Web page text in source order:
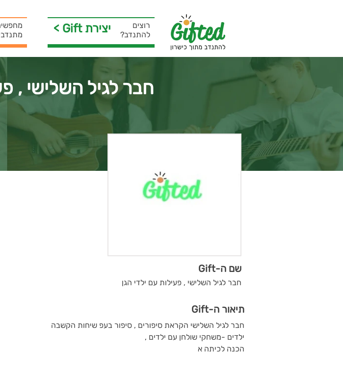
< Gift יצירת
רוצים
להתנדב?
חבר לגיל השלישי ,
שם ה-Gift
חבר לגיל השלישי , פעילות עם ילדי הגן
תיאור ה-Gift
חבר לגיל השלישי הקראת סיפורים , סיפור בעפ שיחות הקשבה
ילדים -משחקי שולחן עם ילדים ,
הכנה לכיתה א